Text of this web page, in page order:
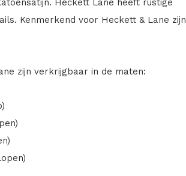
Heckett Lane heeft rustige
Kenmerkend voor Heckett & Lane zijn
zijn verkrijgbaar in de maten: